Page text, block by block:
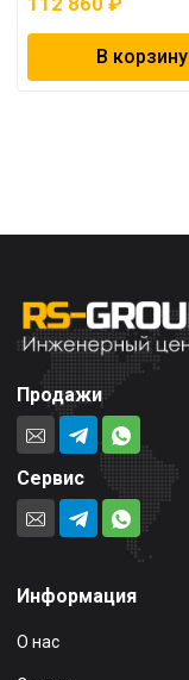
В корзину
Продажи
Сервис
Информация
О нас